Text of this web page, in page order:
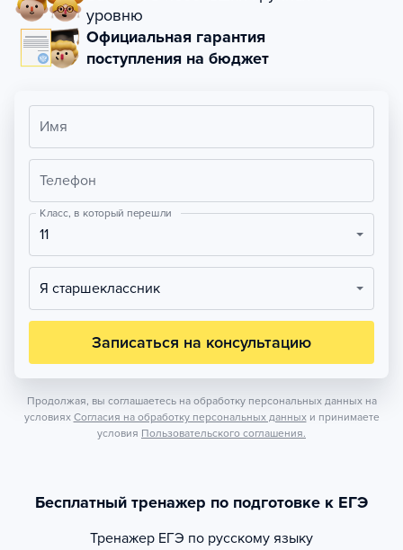
уровню
Официальная гарантия
поступления на бюджет
Имя
Телефон
Класс, в который перешли
11
Я старшеклассник
Записаться на консультацию
Продолжая, вы соглашаетесь на обработку персональных данных на
условиях Согласия на обработку персональных данных и принимаете
условия Пользовательского соглашения.
Бесплатный тренажер по подготовке к ЕГЭ
Тренажер ЕГЭ по русскому языку